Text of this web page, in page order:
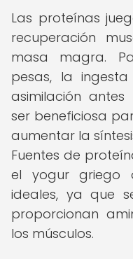
Las proteínas
recuperación
masa magra.
pesas, la
asimilación
ser beneficiosa
aumentar la
Fuentes de
el yogur griego
ideales, ya que
proporcionan
los músculos.